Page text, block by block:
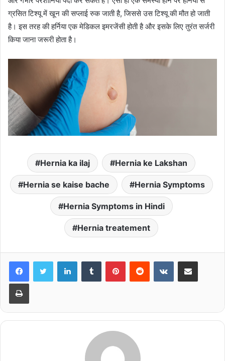
ग्रसित टिश्यू में खून की सप्लाई रुक जाती है, जिससे उस टिश्यू की मौत हो जाती
है। इस तरह की हर्निया एक मेडिकल इमरजेंसी होती है और इसके लिए तुरंत सर्जरी
किया जाना जरूरी होता है।
Hernia ka ilaj Hernia ke Lakshan
Hernia se kaise bache Hernia Symptoms
Hernia Symptoms in Hindi
Hernia treatement
LinkedInTumblr PinterestReddit VKontakteShare via Email
Print